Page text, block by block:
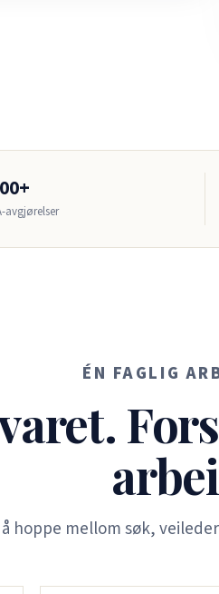
avgjørelser
ÉN FAGLIG
hoppe mellom søk,